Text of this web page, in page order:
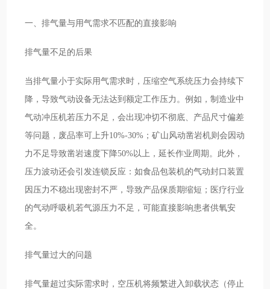
一、排气量与用气需求不匹配的直接影响
排气量不足的后果
当排气量小于实际用气需求时，压缩空气系统压力会持续下
降，导致气动设备无法达到额定工作压力。例如，制造业中
气动冲压机若压力不足，会出现冲切不彻底、产品尺寸偏差
等问题，废品率可上升10%-30%；矿山风动凿岩机则会因动
力不足导致凿岩速度下降50%以上，延长作业周期。此外，
压力波动还会引发连锁反应：如食品包装机的气动封口装置
因压力不稳出现密封不严，导致产品保质期缩短；医疗行业
的气动呼吸机若气源压力不足，可能直接影响患者供氧安
全。
排气量过大的问题
排气量超过实际需求时，空压机将频繁进入卸载状态（停止